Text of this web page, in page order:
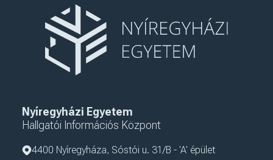
Nyíregyházi Egyetem
Hallgatói Információs Központ
4400 Nyíregyháza, Sóstói u. 31/B - 'A' épület